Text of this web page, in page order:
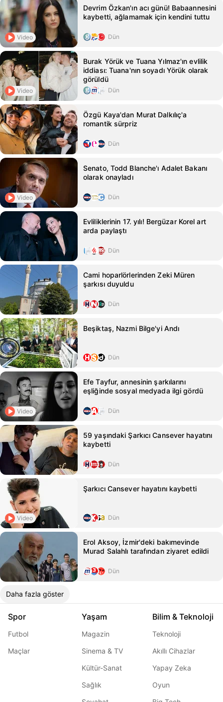
Video
Devrim Özkan'ın acı günü! Babaannesini
kaybetti, ağlamamak için kendini tuttu
Dün
Video
Burak Yörük ve Tuana Yılmaz'ın evlilik
iddiası: Tuana'nın soyadı Yörük olarak
görüldü
Dün
Özgü Kaya'dan Murat Dalkılıç'a
romantik sürpriz
Dün
Video
Senato, Todd Blanche'ı Adalet Bakanı
olarak onayladı
Dün
Evliliklerinin 17. yılı! Bergüzar Korel art
arda paylaştı
Dün
Cami hoparlörlerinden Zeki Müren
şarkısı duyuldu
Dün
Beşiktaş, Nazmi Bilge'yi Andı
Dün
Video
Efe Tayfur, annesinin şarkılarını
eşliğinde sosyal medyada ilgi gördü
Dün
59 yaşındaki Şarkıcı Cansever hayatını
kaybetti
Dün
Video
Şarkıcı Cansever hayatını kaybetti
Dün
Erol Aksoy, İzmir'deki bakımevinde
Murad Salahlı tarafından ziyaret edildi
Dün
Daha fazla göster
Spor
Futbol
Maçlar
Yaşam
Magazin
Sinema & TV
Kültür-Sanat
Sağlık
Bilim & Teknoloji
Teknoloji
Akıllı Cihazlar
Yapay Zeka
Oyun